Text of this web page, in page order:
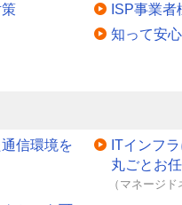
ISP事業
知って安
信環境を
ITインフ
丸ごとお
（マネージ